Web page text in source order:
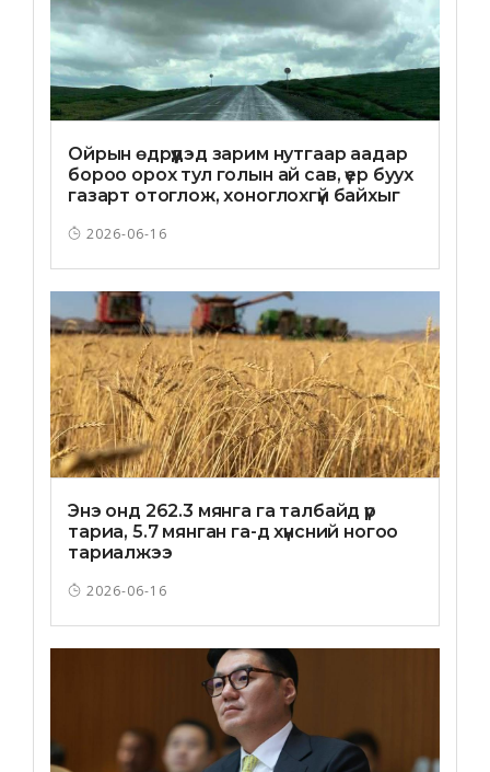
Ойрын өдрүүдэд зарим нутгаар аадар
бороо орох тул голын ай сав, үер буух
газарт отоглож, хоноглохгүй байхыг
2026-06-16
Энэ онд 262.3 мянга га талбайд үр
тариа, 5.7 мянган га-д хүнсний ногоо
тариалжээ
2026-06-16